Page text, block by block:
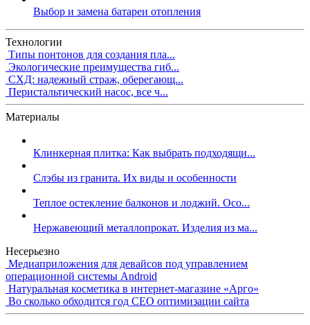
Выбор и замена батареи отопления
Технологии
Типы понтонов для создания пла...
Экологические преимущества гиб...
СХД: надежный страж, оберегающ...
Перистальтический насос, все ч...
Материалы
Клинкерная плитка: Как выбрать подходящи...
Слэбы из гранита. Их виды и особенности
Теплое остекление балконов и лоджий. Осо...
Нержавеющий металлопрокат. Изделия из ма...
Несерьезно
Медиаприложения для девайсов под управлением
операционной системы Android
Натуральная косметика в интернет-магазине «Арго»
Во сколько обходится год СЕО оптимизации сайта